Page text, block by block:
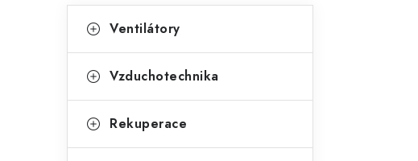
Postranní panel
Kategorie
Ventilátory
Vzduchotechnika
Rekuperace